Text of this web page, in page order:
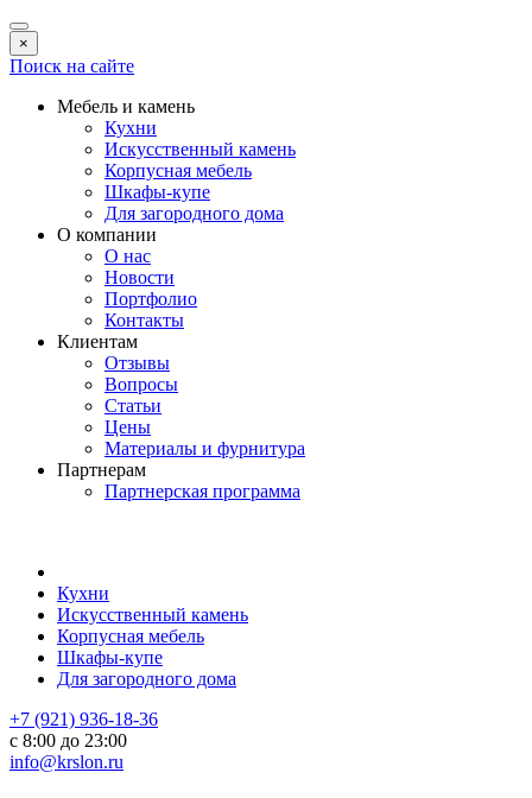
×
Поиск на сайте
Мебель и камень
Кухни
Искусственный камень
Корпусная мебель
Шкафы-купе
Для загородного дома
О компании
О нас
Новости
Портфолио
Контакты
Клиентам
Отзывы
Вопросы
Статьи
Цены
Материалы и фурнитура
Партнерам
Партнерская программа
Кухни
Искусственный камень
Корпусная мебель
Шкафы-купе
Для загородного дома
+7 (921) 936-18-36
с 8:00 до 23:00
info@krslon.ru